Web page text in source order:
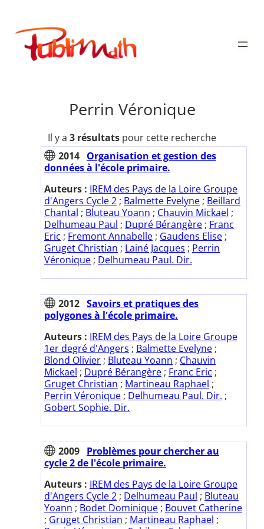
contenu
Publimath
Perrin Véronique
Il y a 3 résultats pour cette recherche
2014 Organisation et gestion des
données à l'école primaire.
Auteurs : IREM des Pays de la Loire Groupe
d'Angers Cycle 2 ; Balmette Evelyne ; Beillard
Chantal ; Bluteau Yoann ; Chauvin Mickael ;
Delhumeau Paul ; Dupré Bérangère ; Franc
Eric ; Fremont Annabelle ; Gaudens Elise ;
Gruget Christian ; Lainé Jacques ; Perrin
Véronique ; Delhumeau Paul. Dir.
2012 Savoirs et pratiques des
polygones à l'école primaire.
Auteurs : IREM des Pays de la Loire Groupe
1er degré d'Angers ; Balmette Evelyne ;
Blond Olivier ; Bluteau Yoann ; Chauvin
Mickael ; Dupré Bérangère ; Franc Eric ;
Gruget Christian ; Martineau Raphael ;
Perrin Véronique ; Delhumeau Paul. Dir. ;
Gobert Sophie. Dir.
2009 Problèmes pour chercher au
cycle 2 de l'école primaire.
Auteurs : IREM des Pays de la Loire Groupe
d'Angers Cycle 2 ; Delhumeau Paul ; Bluteau
Yoann ; Bodet Dominique ; Bouvet Catherine
; Gruget Christian ; Martineau Raphael ;